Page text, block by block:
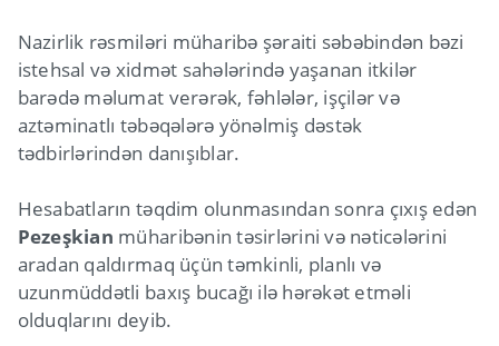
Nazirlik rəsmiləri müharibə şəraiti səbəbindən bəzi
istehsal və xidmət sahələrində yaşanan itkilər
barədə məlumat verərək, fəhlələr, işçilər və
aztəminatlı təbəqələrə yönəlmiş dəstək
tədbirlərindən danışıblar.
Hesabatların təqdim olunmasından sonra çıxış edən
Pezeşkian müharibənin təsirlərini və nəticələrini
aradan qaldırmaq üçün təmkinli, planlı və
uzunmüddətli baxış bucağı ilə hərəkət etməli
olduqlarını deyib.